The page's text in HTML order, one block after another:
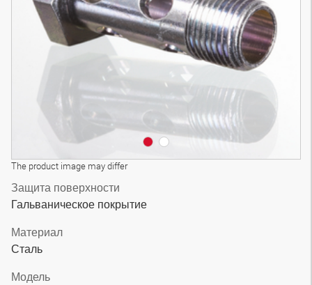
The product image may differ
Защита поверхности
Гальваническое покрытие
Материал
Сталь
Модель